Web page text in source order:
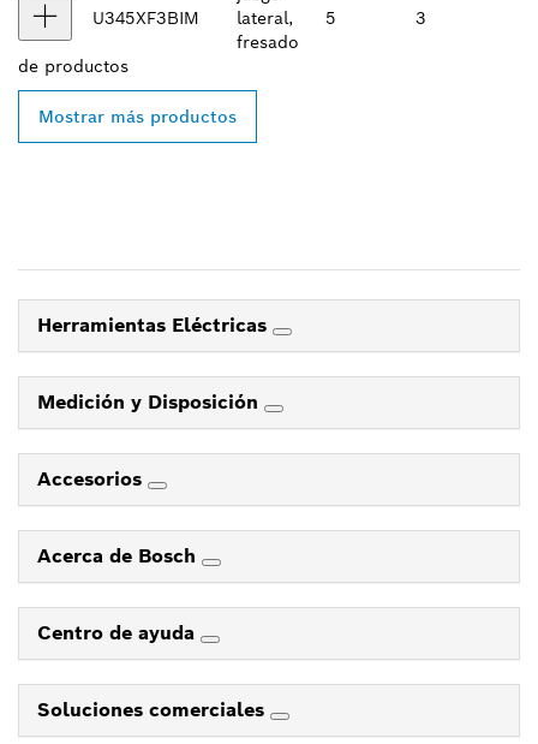
U345XF3BIM
lateral,
fresado
5 3
de productos
Mostrar más productos
Herramientas Eléctricas
Medición y Disposición
Accesorios
Acerca de Bosch
Centro de ayuda
Soluciones comerciales